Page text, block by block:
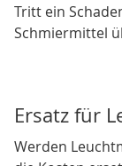
Tritt ein
Schmiermittel
Ersatz für
Werden